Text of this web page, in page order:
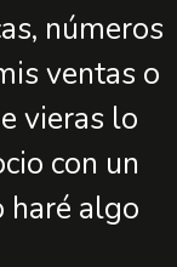
números
ventas o
vieras lo
con un
haré algo